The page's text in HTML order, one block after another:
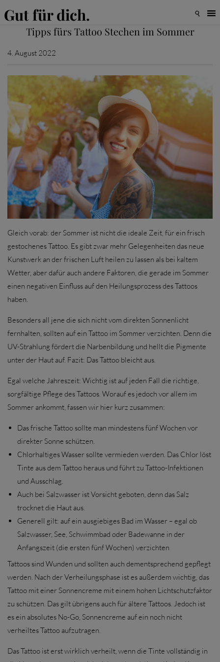
Gut für dich. 
Tipps fürs Tattoo Stechen im Sommer
4. August 2022
Gleich vorab: der Sommer ist nicht die ideale Zeit, für ein frisch
gestochenes Tattoo. Es gibt zwar mehr Gelegenheiten das neue
Kunstwerk an der frischen Luft heilen zu lassen als bei kaltem
Wetter, aber dafür auch andere Faktoren, die gerade im Sommer
einen negativen Einfluss auf den Heilungsprozess des Tattoos
haben.
Besonders all jene die sich nicht vom direkten Sonnenlicht
fernhalten, sollten auf ein Tattoo im Sommer verzichten. Denn die
UV-Strahlung fördert die Narbenbildung und hellt die Pigmente
unter der Haut auf. Fazit: Das Tattoo bleicht aus.
Egal welche Jahreszeit: Wichtig ist auf jeden Fall die richtige,
sorgfältige Pflege des Tattoos. Worauf es jedoch vor allem im
Sommer ankommt, fassen wir hier kurz zusammen:
Das frische Tattoo sollte man mindestens fünf Wochen vor
direkter Sonne schützen.
Chlorhaltiges Wasser sollte vermieden werden. Das Chlor löst
Tinte aus dem Tattoo heraus und führt zu Tattoo-Infektionen
und Ausschlag.
Auch bei Salzwasser ist Vorsicht geboten, denn das Salz
trocknet die Haut aus.
Generell gilt: auf ein ausgiebiges Bad im Wasser – egal ob
Salzwasser, See, Schwimmbad oder Badewanne in der
Anfangszeit (die ersten fünf Wochen) verzichten.
Tattoos sind Wunden und sollten auch dementsprechend gepflegt
werden. Nach der Verheilungsphase ist es außerdem wichtig, das
Tattoo mit einer Sonnencreme mit einem hohen Lichtschutzfaktor
zu schützen. Das gilt übrigens auch für ältere Tattoos. Jedoch ist
es ein absolutes No-Go, Sonnencreme auf ein noch nicht
verheiltes Tattoo aufzutragen.
Das Tattoo ist erst wirklich verheilt, wenn die Tinte vollständig in